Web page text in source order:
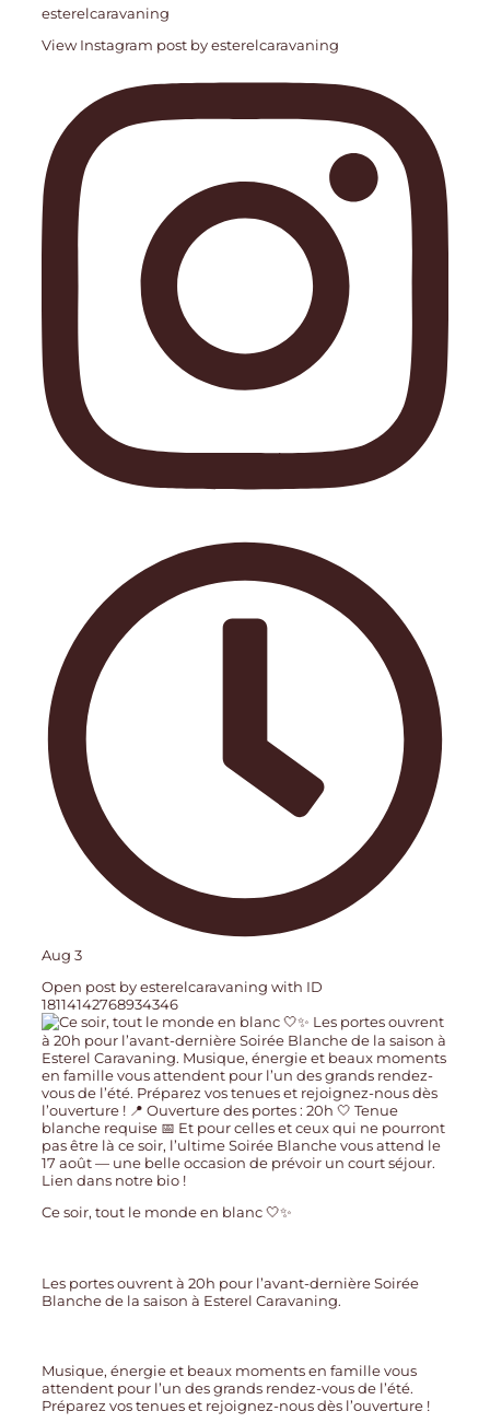
esterelcaravaning
View Instagram post by esterelcaravaning
Aug 3
Open post by esterelcaravaning with ID
18114142768934346
Ce soir, tout le monde en blanc 🤍✨
Les portes ouvrent à 20h pour l’avant-dernière Soirée
Blanche de la saison à Esterel Caravaning.
Musique, énergie et beaux moments en famille vous
attendent pour l’un des grands rendez-vous de l’été.
Préparez vos tenues et rejoignez-nous dès l’ouverture !